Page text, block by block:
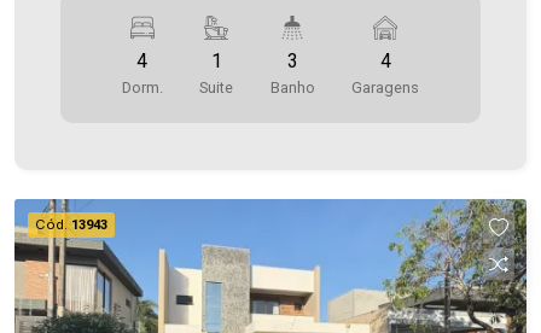
cobertas - Imóvel mobiliado ÁREA CONSTRUÍDA:
345,36m² ÁREA TOTAL TERRENO: 514,00m² Será
cobrado FCI (Fundo de Conservação do Imóvel),
uma das maiores carteiras de imóveis
administrados da cidade, atuando com excelência
tanto na locação quanto na venda. Aproveite essa
oportunidade, agende uma visita! Imobiliária Ativa
| Sinta-se em casa! - As informações aqui
4
Dorm.
1
Suite
3
Banho
4
Garagens
Cód. 13943